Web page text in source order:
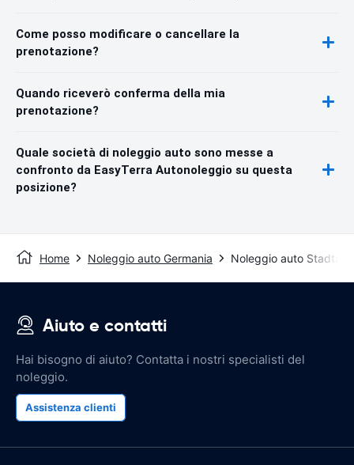
Come posso modificare o cancellare la
prenotazione?
Quando riceverò conferma della mia
prenotazione?
Quale società di noleggio auto sono messe a
confronto da EasyTerra Autonoleggio su questa
posizione?
Home Noleggio auto Germania Noleggio auto
Aiuto e contatti
Hai bisogno di aiuto? Contatta i nostri specialisti del
noleggio.
Assistenza clienti